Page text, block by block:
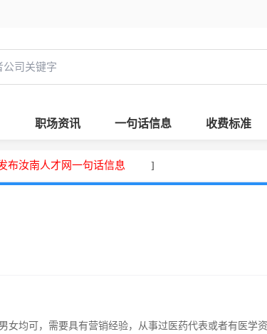
职场资讯 一句话信息 收费标准
布汝南人才网一句话信息 ]
女均可，需要具有营销经验，从事过医药代表或者有医学